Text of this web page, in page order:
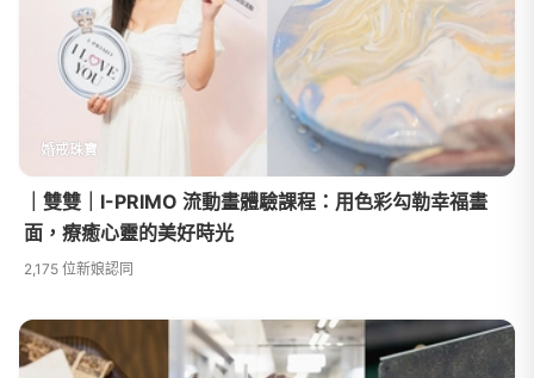
婚戒珠寶
｜雙雙｜I-PRIMO 流動畫體驗課程：用色彩勾勒幸福畫
面，療癒心靈的美好時光
2,175 位新娘認同